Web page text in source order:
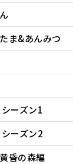
ま&あんみつ
ーズン1
ーズン2
昏の森編